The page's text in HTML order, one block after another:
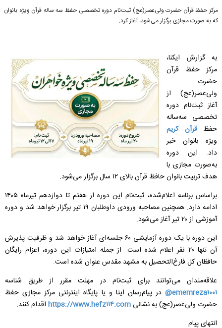
مرکز حفظ قرآن حضرت ولی‌عصر(عج) ثبت‌نام دوره تخصصی حفظ سه ساله قرآن ویژه بانوان
که به صورت مجازی برگزار می‌شود، آغاز کرد.
به گزارش ایکنا،
مرکز حفظ قرآن
حضرت
ولی‌عصر(عج) از
آغاز ثبت‌نام دوره
تخصصی سه‌ساله
حفظقرآن کریم
ویژه بانوان خبر
داد. این دوره
به‌صورت مجازی با
هدف تربیت بانوان حافظ قرآن بالای ۱۲ سال برگزار می‌شود.
براساس برنامه اعلام‌شده، ثبت‌نام این دوره از هفتم تا دوازدهم تیرماه ۱۴۰۵
ادامه دارد. همچنین مصاحبه ورودی داوطلبان ۱۹ تیر برگزار خواهد شد و دوره
آموزشی از ۲۰ تیر آغاز می‌شود.
این دوره با یک دوره آزمایشی ۶۰ جلسه‌ای آغاز خواهد شد و ظرفیت پذیرش
آن تنها ۲۰ نفر اعلام شده است. از جمله امتیازات این دوره، اعزام رایگان
حافظان کل فارغ‌التحصیل به مشهد مقدس عنوان شده است.
علاقه‌مندان می‌توانند برای ثبت‌نام در مهلت مقرر از طریق شناسه
ememreza۱۰۰۱@ در پیام‌رسان ایتا و یا پایگاه اینترنتی مرکز مجازی حفظ
حضرت ولی‌عصر(عج) به نشانی https://www.hefz۱۱۴.com اقدام کنند.
انتهای پیام